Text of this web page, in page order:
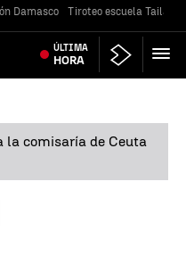
Damasco Tiroteo escuela
ÚLTIMA
HORA
la comisaría de Ceuta